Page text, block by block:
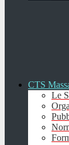
CTS
Le